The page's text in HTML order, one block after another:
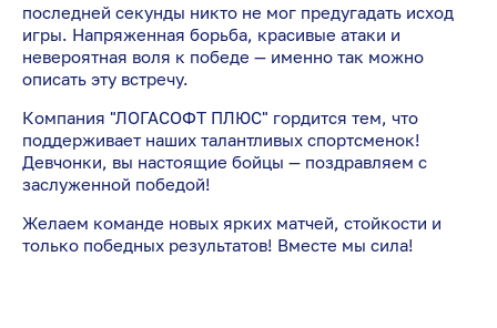
последней секунды никто не мог предугадать исход
игры. Напряженная борьба, красивые атаки и
невероятная воля к победе — именно так можно
описать эту встречу.
Компания "ЛОГАСОФТ ПЛЮС" гордится тем, что
поддерживает наших талантливых спортсменок!
Девчонки, вы настоящие бойцы — поздравляем с
заслуженной победой!
Желаем команде новых ярких матчей, стойкости и
только победных результатов! Вместе мы сила!